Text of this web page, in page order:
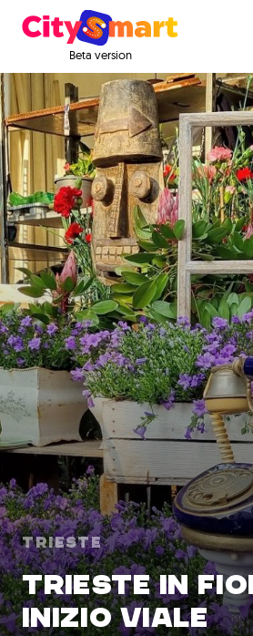
Beta version
Trieste
TRIESTE IN
INIZIO VIALE